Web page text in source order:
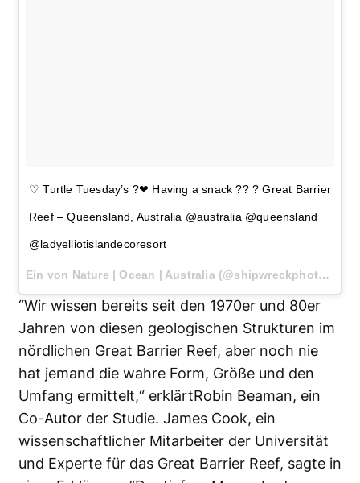
♡ Turtle Tuesday’s ?❤ Having a snack ?? ? Great Barrier
Reef – Queensland, Australia @australia @queensland
@ladyelliotislandecoresort
Ein von Nature | Ocean | Australia (@shipwreckphotography) gepostetes Foto am
“Wir wissen bereits seit den 1970er und 80er
Jahren von diesen geologischen Strukturen im
nördlichen Great Barrier Reef, aber noch nie
hat jemand die wahre Form, Größe und den
Umfang ermittelt,“ erklärtRobin Beaman, ein
Co-Autor der Studie. James Cook, ein
wissenschaftlicher Mitarbeiter der Universität
und Experte für das Great Barrier Reef, sagte in